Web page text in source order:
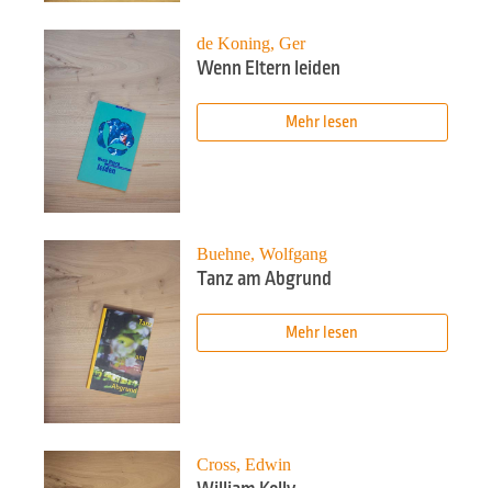
de Koning, Ger
Wenn Eltern leiden
Mehr lesen
Buehne, Wolfgang
Tanz am Abgrund
Mehr lesen
Cross, Edwin